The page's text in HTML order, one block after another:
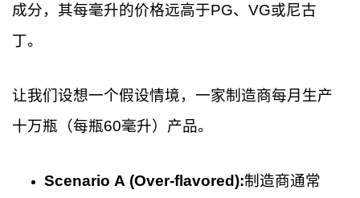
成分，其每毫升的价格远高于PG、VG或尼古
丁。
让我们设想一个假设情境，一家制造商每月生产
十万瓶（每瓶60毫升）产品。
Scenario A (Over-flavored):制造商通常